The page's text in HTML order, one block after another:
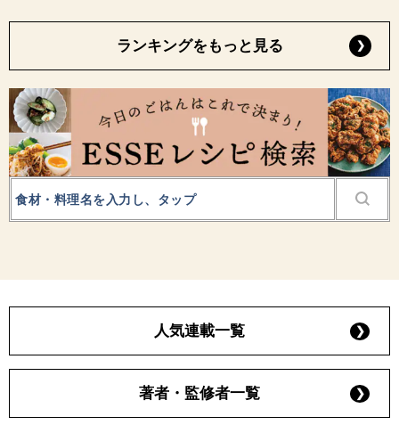
ランキングをもっと見る
人気連載一覧
著者・監修者一覧